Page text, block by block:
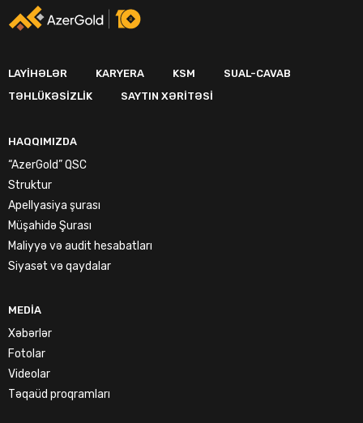
LAYIHƏLƏR KARYERA KSM
SUAL-CAVAB
TƏHLÜKƏSIZLIK
SAYTIN XƏRITƏSI
HAQQIMIZDA
“AzerGold” QSC
Struktur
Apellyasiya şurası
Müşahidə Şurası
Maliyyə və audit hesabatları
Siyasət və qaydalar
MEDIA
Xəbərlər
Fotolar
Videolar
Təqaüd proqramları